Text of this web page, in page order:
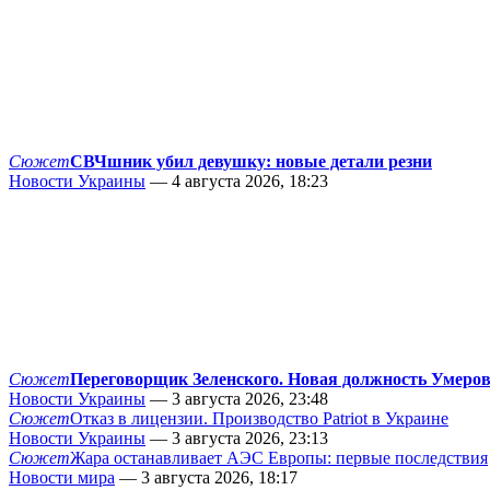
СюжетСВЧшник убил девушку: новые детали резни
Новости Украины — 4 августа 2026, 18:23
СюжетПереговорщик Зеленского. Новая должность
Новости Украины — 3 августа 2026, 23:48
СюжетОтказ в лицензии. Производство Patriot в Украине
Новости Украины — 3 августа 2026, 23:13
СюжетЖара останавливает АЭС Европы: первые последствия
Новости мира — 3 августа 2026, 18:17